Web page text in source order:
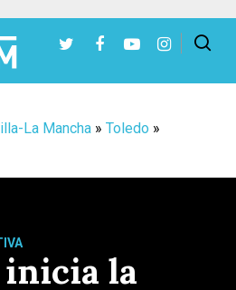
La Mancha » Toledo »
inicia la